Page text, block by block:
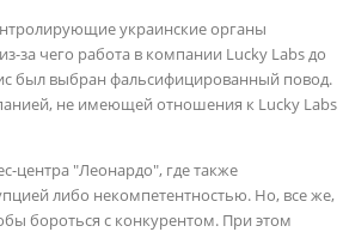
украинские органы
за чего работа в компании Lucky Labs до
был выбран фальсифицированный повод.
не имеющей отношения к Lucky Labs
центра "Леонардо", где также
либо некомпетентностью. Но, все же,
бороться с конкурентом. При этом